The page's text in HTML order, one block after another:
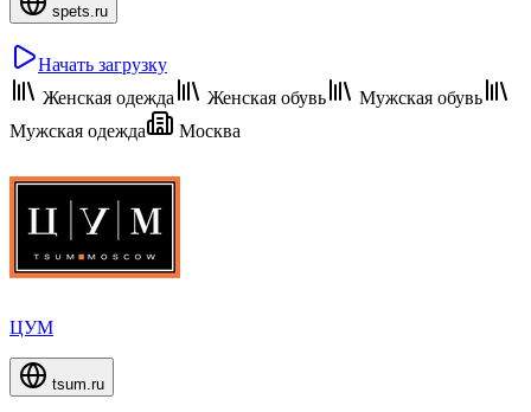
spets.ru
Начать загрузку
Женская одежда
Женская обувь
Мужская обувь
Мужская одежда
Москва
ЦУМ
tsum.ru